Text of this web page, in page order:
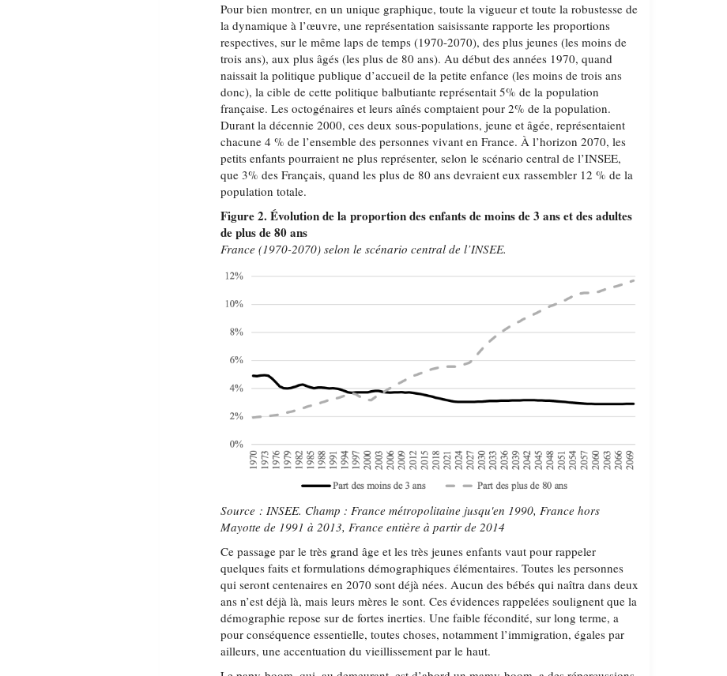
Pour bien montrer, en un unique graphique, toute la vigueur et toute la robustesse de
la dynamique à l’œuvre, une représentation saisissante rapporte les proportions
respectives, sur le même laps de temps (1970-2070), des plus jeunes (les moins de
trois ans), aux plus âgés (les plus de 80 ans). Au début des années 1970, quand
naissait la politique publique d’accueil de la petite enfance (les moins de trois ans
donc), la cible de cette politique balbutiante représentait 5% de la population
française. Les octogénaires et leurs aînés comptaient pour 2% de la population.
Durant la décennie 2000, ces deux sous-populations, jeune et âgée, représentaient
chacune 4 % de l’ensemble des personnes vivant en France. À l’horizon 2070, les
petits enfants pourraient ne plus représenter, selon le scénario central de l’INSEE,
que 3% des Français, quand les plus de 80 ans devraient eux rassembler 12 % de la
population totale.
Figure 2. Évolution de la proportion des enfants de moins de 3 ans et des adultes
de plus de 80 ans
France (1970-2070) selon le scénario central de l’INSEE.
Source : INSEE. Champ : France métropolitaine jusqu'en 1990, France hors
Mayotte de 1991 à 2013, France entière à partir de 2014
Ce passage par le très grand âge et les très jeunes enfants vaut pour rappeler
quelques faits et formulations démographiques élémentaires. Toutes les personnes
qui seront centenaires en 2070 sont déjà nées. Aucun des bébés qui naîtra dans deux
ans n’est déjà là, mais leurs mères le sont. Ces évidences rappelées soulignent que la
démographie repose sur de fortes inerties. Une faible fécondité, sur long terme, a
pour conséquence essentielle, toutes choses, notamment l’immigration, égales par
ailleurs, une accentuation du vieillissement par le haut.